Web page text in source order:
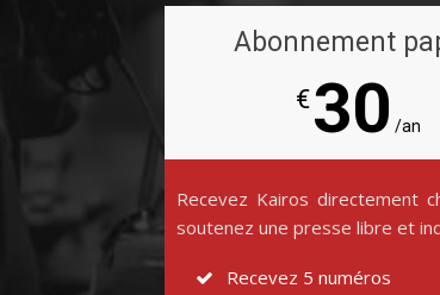
Abonnement
€30 /an
Recevez Kairos directement
soutenez une presse libre et
Recevez 5 numéros